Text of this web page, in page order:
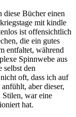
Bücher einen
mit kindle
ist offensichtlich
die ein gutes
entfaltet, während
Spinnwebe aus
selbst den
oft, dass ich auf
aber dieser,
Stilen, war eine
hat.